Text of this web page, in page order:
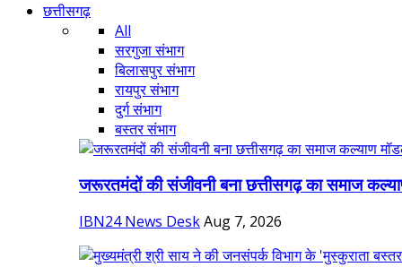
छत्तीसगढ़
All
सरगुजा संभाग
बिलासपुर संभाग
रायपुर संभाग
दुर्ग संभाग
बस्तर संभाग
जरूरतमंदों की संजीवनी बना छत्तीसगढ़ का समाज
IBN24 News DeskAug 7, 2026